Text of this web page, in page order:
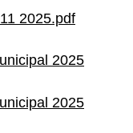
2025.pdf
2025
2025